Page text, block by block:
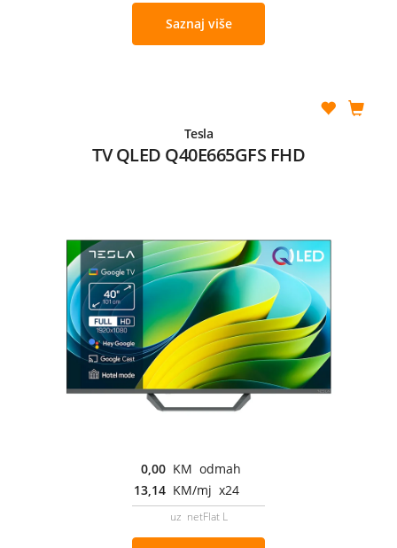
Saznaj više
Tesla
TV QLED Q40E665GFS FHD
0,00 KM odmah
13,14 KM/mj x24
uz netFlat L